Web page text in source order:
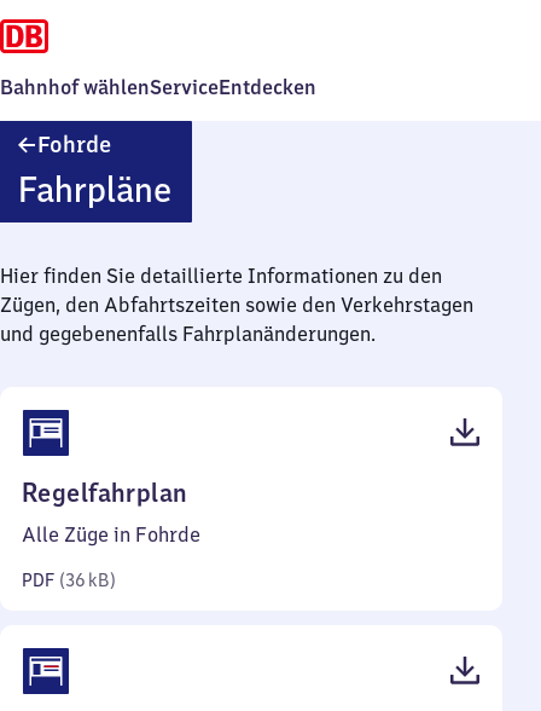
Bahnhof wählenServiceEntdecken
Fohrde
Fahrpläne
Hier finden Sie detaillierte Informationen zu den
Zügen, den Abfahrtszeiten sowie den Verkehrstagen
und gegebenenfalls Fahrplanänderungen.
Regelfahrplan
36
Alle Züge in Fohrde
PDF (36 kB)